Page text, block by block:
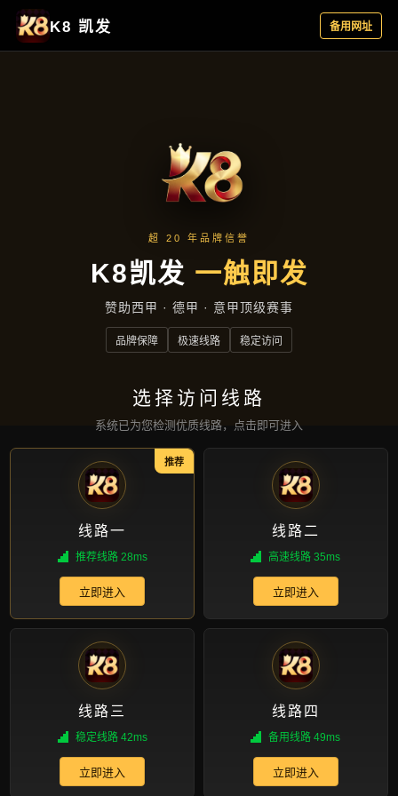
经典案例
首页 经典案例